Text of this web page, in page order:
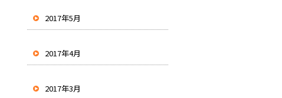
2017年5月
2017年4月
2017年3月